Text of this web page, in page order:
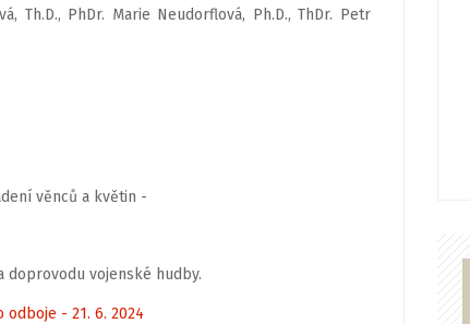
Th.D., PhDr. Marie Neudorflová, Ph.D., ThDr. Petr
věnců a květin -
doprovodu vojenské hudby.
- 21. 6. 2024